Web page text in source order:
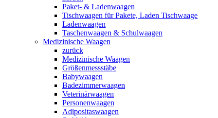
Paket- & Ladenwaagen
Tischwaagen für Pakete, Laden Tischwaage
Ladenwaagen
Taschenwaagen & Schulwaagen
Medizinische Waagen
zurück
Medizinische Waagen
Größenmessstäbe
Babywaagen
Badezimmerwaagen
Veterinärwaagen
Personenwaagen
Adipositaswaagen